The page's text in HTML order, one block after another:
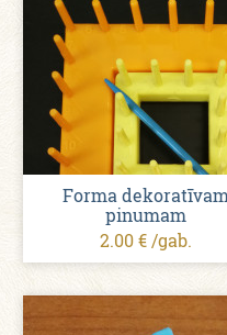
Forma dekoratīvam
pinumam
2.00 € /gab.